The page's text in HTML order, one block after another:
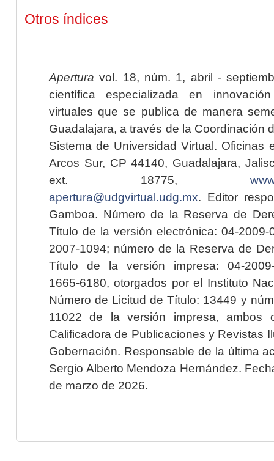
Otros índices
Apertura vol. 18, núm. 1, abril -
científica especializada en
virtuales que se publica de manera
Guadalajara, a través de la Coordinación
Sistema de Universidad Virtual. Oficinas
Arcos Sur, CP 44140, Guadalajara,
ext. 18775,
apertura@udgvirtual.udg.mx. Editor
Gamboa. Número de la Reserva de
Título de la versión electrónica: 04-2009-
2007-1094; número de la Reserva de
Título de la versión impresa: 04-2009-
1665-6180, otorgados por el Instituto
Número de Licitud de Título: 13449 y
11022 de la versión impresa, ambos
Calificadora de Publicaciones y Revistas
Gobernación. Responsable de la última
Sergio Alberto Mendoza Hernández.
de marzo de 2026.